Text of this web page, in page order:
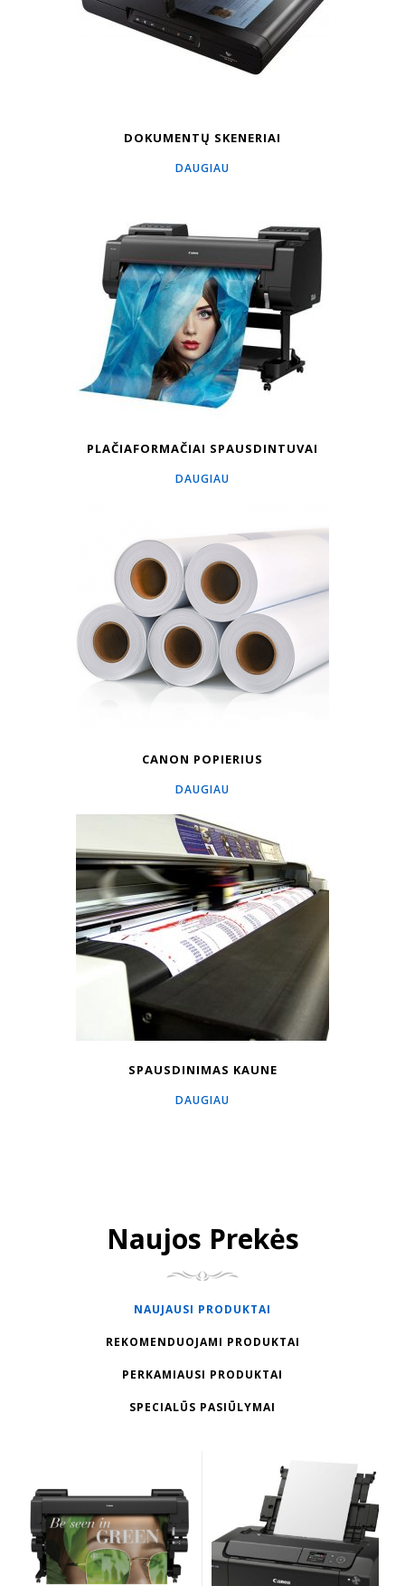
DOKUMENTŲ SKENERIAI
DAUGIAU
PLAČIAFORMAČIAI SPAUSDINTUVAI
DAUGIAU
CANON POPIERIUS
DAUGIAU
SPAUSDINIMAS KAUNE
DAUGIAU
Naujos Prekės
NAUJAUSI PRODUKTAI
REKOMENDUOJAMI PRODUKTAI
PERKAMIAUSI PRODUKTAI
SPECIALŪS PASIŪLYMAI